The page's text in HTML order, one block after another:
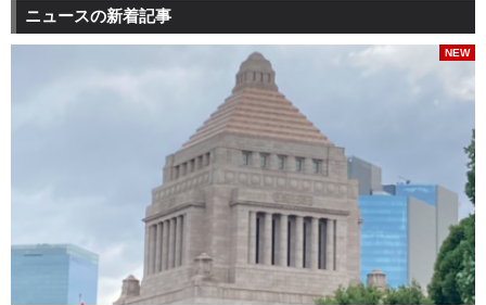
ニュースの新着記事
NEW